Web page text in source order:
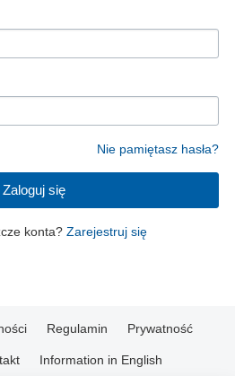
Nie pamiętasz hasła?
Zaloguj się
konta? Zarejestruj się
Regulamin Prywatność
Information in English